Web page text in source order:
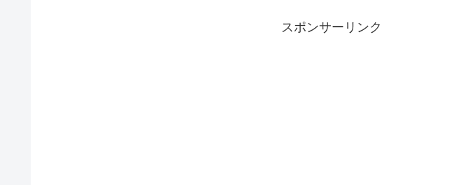
スポンサーリンク